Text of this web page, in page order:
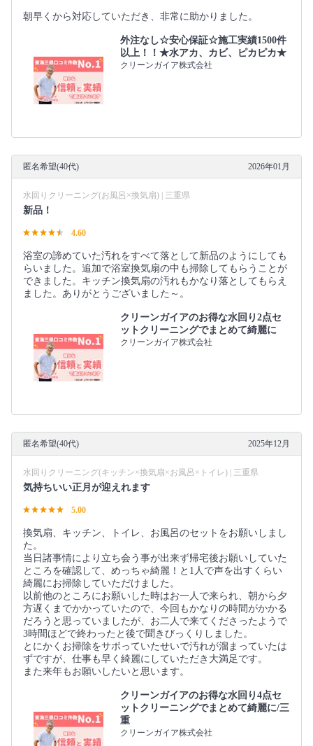
朝早くから対応していただき、非常に助かりました。
外注なし☆安心保証☆施工実績1500件
以上！！★水アカ、カビ、ピカピカ★
クリーンガイア株式会社
匿名希望(40代) 2026年01月
水回りクリーニング(お風呂×換気扇) | 三重県
新品！
4.60
浴室の諦めていた汚れをすべて落として新品のようにしても
らいました。追加で浴室換気扇の中も掃除してもらうことが
できました。キッチン換気扇の汚れもかなり落としてもらえ
ました。ありがとうございました～。
クリーンガイアのお得な水回り2点セ
ットクリーニングでまとめて綺麗に
クリーンガイア株式会社
匿名希望(40代) 2025年12月
水回りクリーニング(キッチン×換気扇×お風呂×トイレ) | 三重県
気持ちいい正月が迎えれます
5.00
換気扇、キッチン、トイレ、お風呂のセットをお願いしまし
た。
当日諸事情により立ち会う事が出来ず帰宅後お願いしていた
ところを確認して、めっちゃ綺麗！と1人で声を出すくらい
綺麗にお掃除していただけました。
以前他のところにお願いした時はお一人で来られ、朝から夕
方遅くまでかかっていたので、今回もかなりの時間がかかる
だろうと思っていましたが、お二人で来てくださったようで
3時間ほどで終わったと後で聞きびっくりしました。
とにかくお掃除をサボっていたせいで汚れが溜まっていたは
ずですが、仕事も早く綺麗にしていただき大満足です。
また来年もお願いしたいと思います。
クリーンガイアのお得な水回り4点セ
ットクリーニングでまとめて綺麗に/三
重
クリーンガイア株式会社